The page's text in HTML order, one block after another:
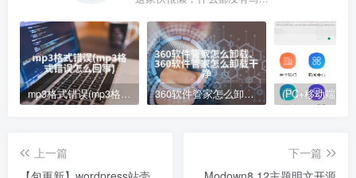
mp3格式错误(mp3格式错误怎么回事) 360软件管家怎么卸载、360软件管家怎么卸载干净
上一篇
下一篇